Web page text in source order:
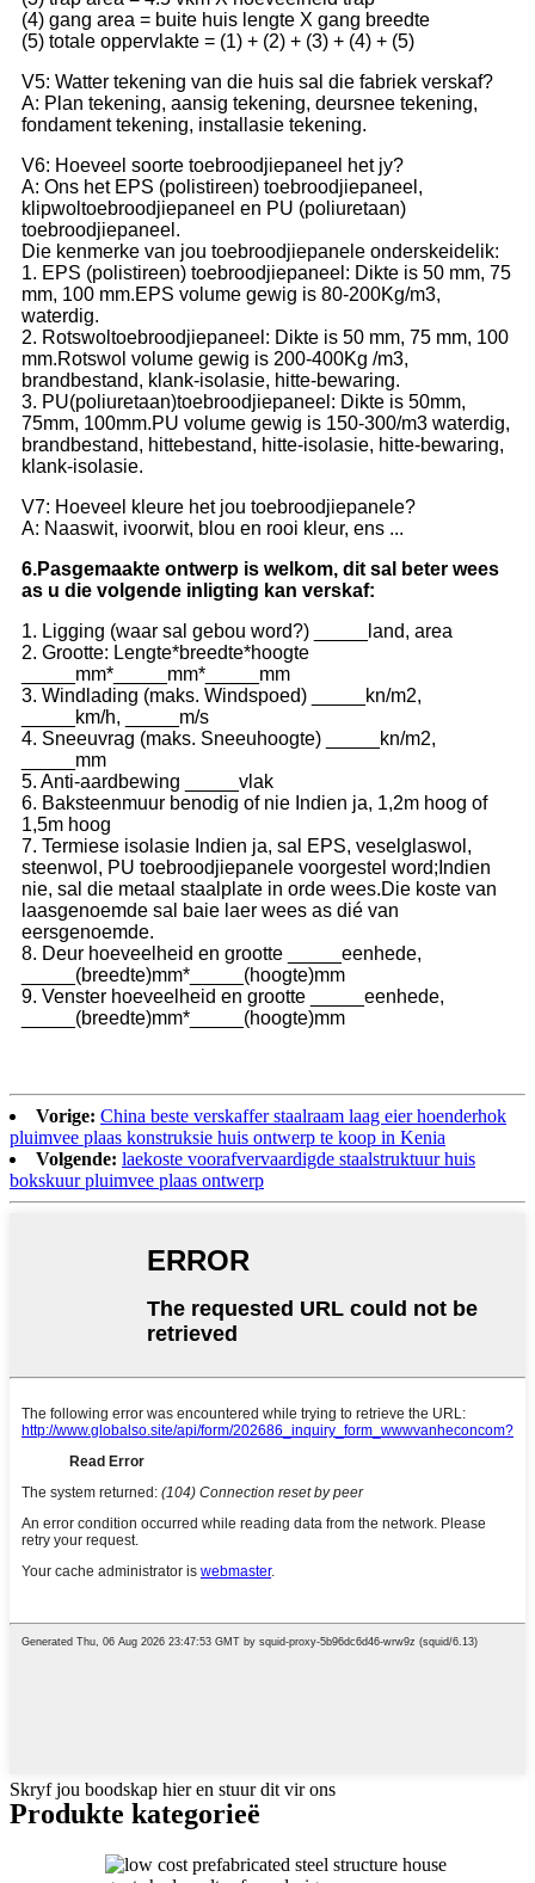
(4) gang area = buite huis lengte X gang breedte
(5) totale oppervlakte = (1) + (2) + (3) + (4) + (5)
V5: Watter tekening van die huis sal die fabriek verskaf?
A: Plan tekening, aansig tekening, deursnee tekening,
fondament tekening, installasie tekening.
V6: Hoeveel soorte toebroodjiepaneel het jy?
A: Ons het EPS (polistireen) toebroodjiepaneel,
klipwoltoebroodjiepaneel en PU (poliuretaan)
toebroodjiepaneel.
Die kenmerke van jou toebroodjiepanele onderskeidelik:
1. EPS (polistireen) toebroodjiepaneel: Dikte is 50 mm, 75
mm, 100 mm.EPS volume gewig is 80-200Kg/m3,
waterdig.
2. Rotswoltoebroodjiepaneel: Dikte is 50 mm, 75 mm, 100
mm.Rotswol volume gewig is 200-400Kg /m3,
brandbestand, klank-isolasie, hitte-bewaring.
3. PU(poliuretaan)toebroodjiepaneel: Dikte is 50mm,
75mm, 100mm.PU volume gewig is 150-300/m3 waterdig,
brandbestand, hittebestand, hitte-isolasie, hitte-bewaring,
klank-isolasie.
V7: Hoeveel kleure het jou toebroodjiepanele?
A: Naaswit, ivoorwit, blou en rooi kleur, ens ...
6.Pasgemaakte ontwerp is welkom, dit sal beter wees
as u die volgende inligting kan verskaf:
1. Ligging (waar sal gebou word?) _____land, area
2. Grootte: Lengte*breedte*hoogte
_____mm*_____mm*_____mm
3. Windlading (maks. Windspoed) _____kn/m2,
_____km/h, _____m/s
4. Sneeuvrag (maks. Sneeuhoogte) _____kn/m2,
_____mm
5. Anti-aardbewing _____vlak
6. Baksteenmuur benodig of nie Indien ja, 1,2m hoog of
1,5m hoog
7. Termiese isolasie Indien ja, sal EPS, veselglaswol,
steenwol, PU toebroodjiepanele voorgestel word;Indien
nie, sal die metaal staalplate in orde wees.Die koste van
laasgenoemde sal baie laer wees as dié van
eersgenoemde.
8. Deur hoeveelheid en grootte _____eenhede,
_____(breedte)mm*_____(hoogte)mm
9. Venster hoeveelheid en grootte _____eenhede,
_____(breedte)mm*_____(hoogte)mm
Vorige: China beste verskaffer staalraam laag eier hoenderhok
pluimvee plaas konstruksie huis ontwerp te koop in Kenia
Volgende: laekoste voorafvervaardigde staalstruktuur huis
bokskuur pluimvee plaas ontwerp
Skryf jou boodskap hier en stuur dit vir ons
Produkte kategorieë